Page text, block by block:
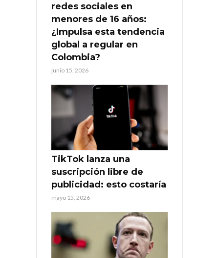
redes sociales en
menores de 16 años:
¿Impulsa esta tendencia
global a regular en
Colombia?
junio 15, 2026
TikTok lanza una
suscripción libre de
publicidad: esto costaría
mayo 15, 2026